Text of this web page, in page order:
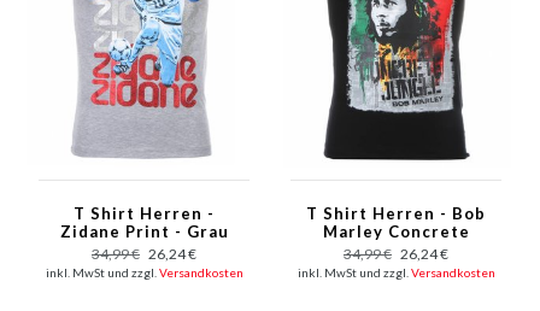
T Shirt Herren -
Zidane Print - Grau
34,99 € 26,24 €
inkl. MwSt und zzgl. Versandkosten
T Shirt Herren - Bob
Marley Concrete
Jungle Print - Schwarz
34,99 € 26,24 €
inkl. MwSt und zzgl. Versandkosten